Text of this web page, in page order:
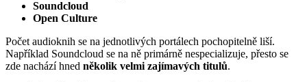
Soundcloud
Open Culture
Počet audioknih se na jednotlivých portálech pochopitelně liší.
Například Soundcloud se na ně primárně nespecializuje, přesto se
zde nachází hned několik velmi zajímavých titulů.